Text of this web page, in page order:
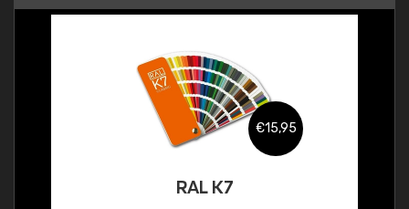
€15,95
RAL K7